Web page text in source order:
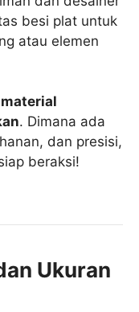
besi plat untuk
atau elemen
material
. Dimana ada
dan presisi,
beraksi!
Ukuran